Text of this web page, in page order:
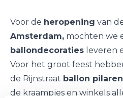
Voor de heropening van
Amsterdam, mochten we
ballondecoraties leveren
Voor het groot feest
de Rijnstraat ballon pilaren
de kraampjes en winkels